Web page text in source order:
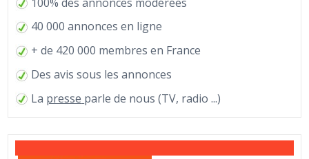
40 000 annonces en ligne
+ de 420 000 membres en France
Des avis sous les annonces
La presse parle de nous (TV, radio ...)